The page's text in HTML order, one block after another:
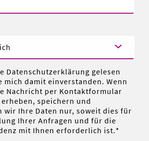
Datenschutzerklärung gelesen
mich damit einverstanden. Wenn
Nachricht per Kontaktformular
speichern und
wir Ihre Daten nur, soweit dies für
Ihrer Anfragen und für die
mit Ihnen erforderlich ist.